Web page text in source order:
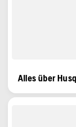
Alles über